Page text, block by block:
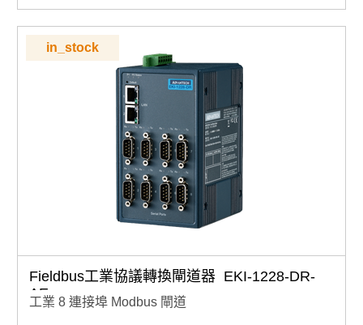
支援遠端線上監控的網路服務
in_stock
Fieldbus工業協議轉換閘道器 EKI-1228-DR-
AE
工業 8 連接埠 Modbus 閘道